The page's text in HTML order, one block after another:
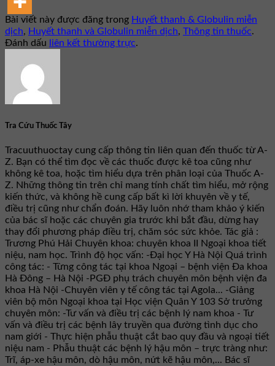
Bài viết này được đăng trong Huyết thanh & Globulin miễn
dịch, Huyết thanh và Globulin miễn dịch, Thông tin thuốc.
Đánh dấu
liên kết thường trực.
Tra Cứu Thuốc Tây
Tracuuthuoctay cung cấp thông tin liên quan đến thuốc từ A-
Z. Bạn có thể tìm đọc về các thuốc được kê toa cũng như
không kê toa, hoặc tìm hiểu dựa trên phân loại của Thuốc A-
Z. Những thông tin trên chỉ mang tính chất tìm hiểu, mở rộng
kiến thức, và không hề cung cấp bất kì lời khuyên về y tế,
điều trị cũng như chẩn đoán. Hãy luôn nhớ tham khảo ý kiến
của bác sĩ hoặc các chuyên gia trước khi bắt đầu, dừng hay
thay đổi phương pháp điều trị, chăm sóc sức khỏe. Tác giả :
Trương Phú Hải Chuyên khoa: chuyên khoa II Ngoại khoa tiết
niệu, nam học. Trình độ học vấn: -Đại học Y Hà Nội Quá trình
công tác: - Từng công tác tại khoa Ngoại – bệnh viện Đa khoa
Hà Đông – Hà Nội -PGĐ phụ trách chuyên môn bệnh viện đa
khoa Hà Nội -Chuyên viên y tế công tác tại Agola... -Giảng
viên bộ môn Ngoại khoa tại Học viện Quân Y 103 Sở trưởng
chuyên môn: -Tư vấn và điều trị các bệnh lý nam khoa - Tư
vấn và điều trị các bệnh lây truyền qua đường tình dục cho
nam giới - Thực hiện phẫu thuật cắt bao quy đầu và ngoại tiết
niệu nam - Phẫu thuật các bệnh lý hậu môn – trực tràng như:
Trĩ, áp-xe hậu môn, dò hậu môn, nứt kẽ hậu môn,... Bác sĩ